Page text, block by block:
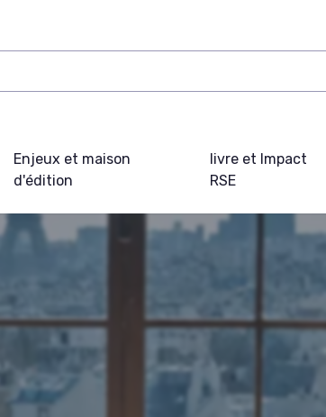
Enjeux et maison
d'édition
livre et Impact
RSE